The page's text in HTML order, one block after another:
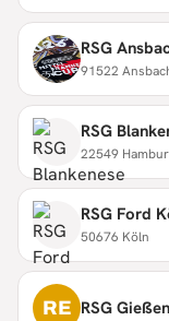
RSG
91522
RSG
22549
RSG Ford
50676 Köln
RE RSG